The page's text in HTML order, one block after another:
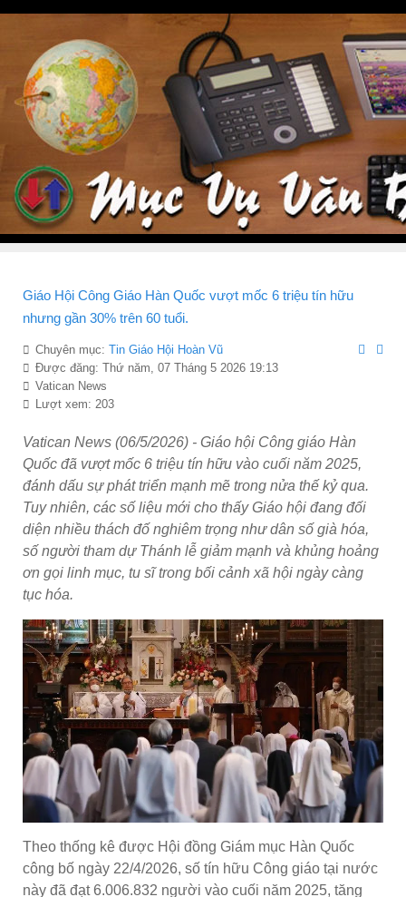
Giáo Hội Công Giáo Hàn Quốc vượt mốc 6 triệu tín hữu
nhưng gần 30% trên 60 tuổi.
Chuyên mục: Tin Giáo Hội Hoàn Vũ
Được đăng: Thứ năm, 07 Tháng 5 2026 19:13
Vatican News
Lượt xem: 203
Vatican News (06/5/2026) - Giáo hội Công giáo Hàn
Quốc đã vượt mốc 6 triệu tín hữu vào cuối năm 2025,
đánh dấu sự phát triển mạnh mẽ trong nửa thế kỷ qua.
Tuy nhiên, các số liệu mới cho thấy Giáo hội đang đối
diện nhiều thách đố nghiêm trọng như dân số già hóa,
số người tham dự Thánh lễ giảm mạnh và khủng hoảng
ơn gọi linh mục, tu sĩ trong bối cảnh xã hội ngày càng
tục hóa.
Theo thống kê được Hội đồng Giám mục Hàn Quốc
công bố ngày 22/4/2026, số tín hữu Công giáo tại nước
này đã đạt 6.006.832 người vào cuối năm 2025, tăng